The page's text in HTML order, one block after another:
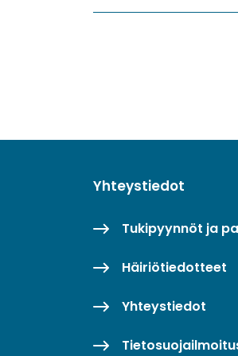
Yhteystiedot
Tukipyynnöt ja
Häiriötiedotteet
Yhteystiedot